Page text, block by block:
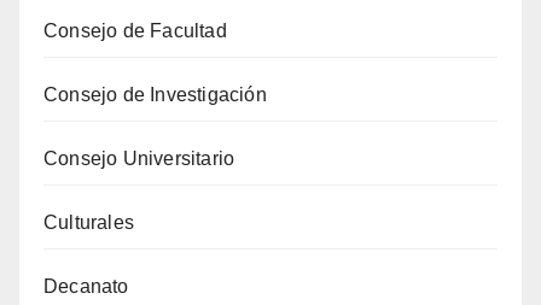
Consejo de Facultad
Consejo de Investigación
Consejo Universitario
Culturales
Decanato